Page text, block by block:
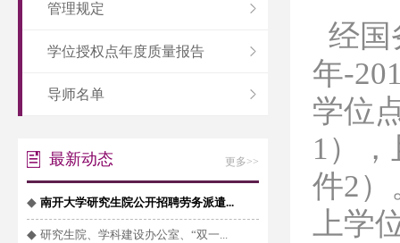
管理规定
学位授权点年度质量报告
导师名单
最新动态 更多>>
◆ 南开大学研究生院公开招聘劳务派遣...
◆ 研究生院、学科建设办公室、“双一...
经国
年-
学位
1）
件2
上学